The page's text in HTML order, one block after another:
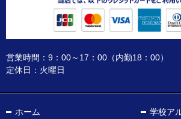
営業時間：9：00～17：00（内勤18：00）
定休日：火曜日
ホーム 学校ア